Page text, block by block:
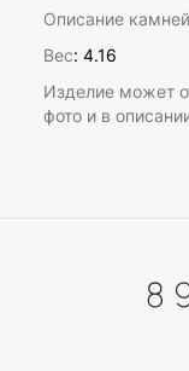
Описание камней
Вес: 4.16
Изделие может
фото и в
8